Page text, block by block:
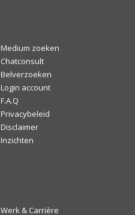
Medium zoeken
Chatconsult
Belverzoeken
Login account
F.A.Q
Privacybeleid
Disclaimer
Inzichten
Werk & Carrière